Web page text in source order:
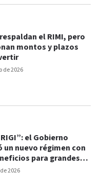
de 2026
el RIMI, pero
montos y plazos
2026
el Gobierno
un nuevo régimen con
para grandes